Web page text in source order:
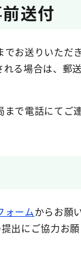
送付
お送りいただ
る場合は、郵
で電話にてご
ォームからお願
出にご協力お願